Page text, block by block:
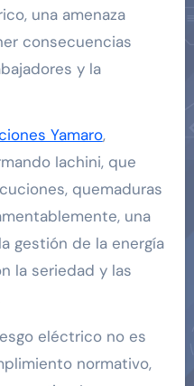
una amenaza
consecuencias
y la
Yamaro,
Iachini, que
quemaduras
una
gestión de la energía
la seriedad y las
eléctrico no es
normativo,